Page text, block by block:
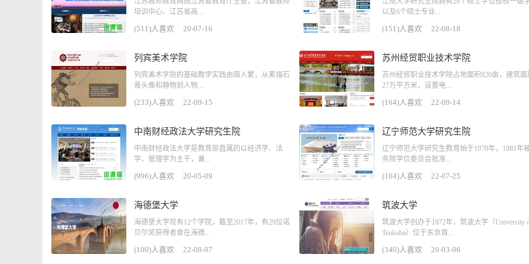
培训中心、江苏省高...
(511)人喜欢 20-07-16
以及6个硕士专业...
(151)人喜欢 22-08-18
列宾美术学院
列宾美术学院的基础教学实践由简入繁，从素描石
膏头像和静物到人物...
(233)人喜欢 22-09-15
苏州经贸职业技术学院
苏州经贸职业技术学院占地面积820亩，建筑面
27万平方米，设置电...
(164)人喜欢 22-09-14
中南财经政法大学研究生院
中南财经政法大学是教育部直属的以经济学、法
学、管理学为主干，兼...
(996)人喜欢 20-05-09
辽宁师范大学研究生院
辽宁师范大学研究生教育始于1978年，1981年
务院学位委员会批准...
(164)人喜欢 22-07-25
海德堡大学
海德堡大学现有12个学院，截至2017年，有29位诺
贝尔奖获得者曾在海德...
(100)人喜欢 22-08-07
筑波大学
筑波大学创办于1872年，筑波大学（University
Tsukuba）位于东京首...
(340)人喜欢 20-03-06